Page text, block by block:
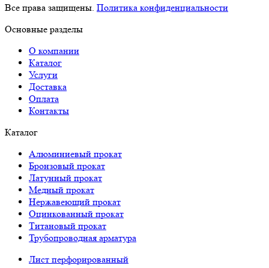
Все права защищены. Политика конфиденциальности
Основные разделы
О компании
Каталог
Услуги
Доставка
Оплата
Контакты
Каталог
Алюминиевый прокат
Бронзовый прокат
Латунный прокат
Медный прокат
Нержавеющий прокат
Оцинкованный прокат
Титановый прокат
Трубопроводная арматура
Лист перфорированный